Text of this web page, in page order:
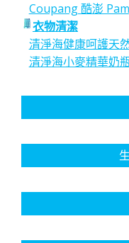
Coupang 酷澎
衣物清潔
清淨海健康呵護天
清淨海小麥精華奶